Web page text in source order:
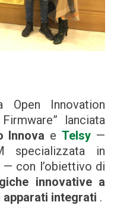
Innovation
lanciata
Innova eTelsy —
specializzata in
con l’obiettivo di
innovative a
integrati .